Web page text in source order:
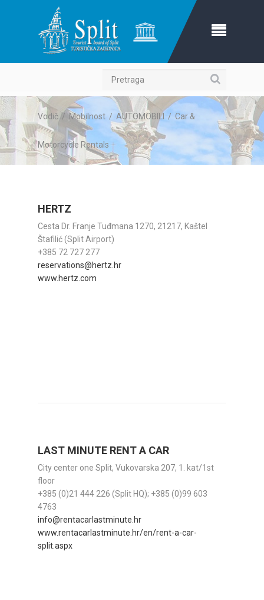
Pretraga
Vodič/Mobilnost / AUTOMOBILI / Car &
Motorcycle Rentals
HERTZ
Cesta Dr. Franje Tuđmana 1270, 21217, Kaštel
Štafilić (Split Airport)
+385 72 727 277
reservations@hertz.hr
www.hertz.com
LAST MINUTE RENT A CAR
City center one Split, Vukovarska 207, 1. kat/1st
floor
+385 (0)21 444 226 (Split HQ); +385 (0)99 603
4763
info@rentacarlastminute.hr
www.rentacarlastminute.hr/en/rent-a-car-
split.aspx